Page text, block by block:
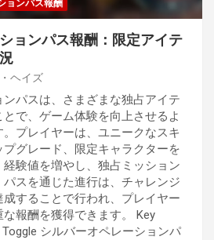
ョンパス報酬
ョンパス報酬：限定アイテ
ヘイズ
パスは、さまざまな独占アイテ
で、ゲーム体験を向上させるよ
プレイヤーは、ユニークなスキ
グレード、限定キャラクターを
験値を増やし、独占ミッション
スを通じた進行は、チャレンジ
することで行われ、プレイヤー
報酬を獲得できます。 Key
シルバーオペレーションパ